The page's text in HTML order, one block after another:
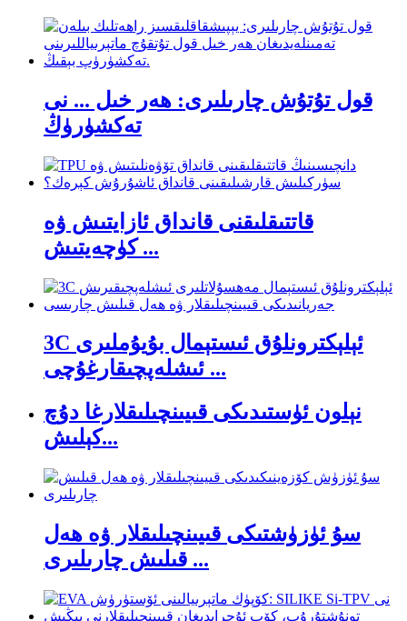
قول تۇتۇش چارىلىرى: ھەر خىل ... نى
تەكشۈرۈڭ
قاتتىقلىقنى قانداق ئازايتىش ۋە
كۈچەيتىش ...
3C ئېلېكترونلۇق ئىستېمال بۇيۇملىرى
ئىشلەپچىقارغۇچى ...
نېلون ئۈستىدىكى قىيىنچىلىقلارغا دۇچ
كېلىش...
سۇ ئۈزۈشتىكى قىيىنچىلىقلار ۋە ھەل
قىلىش چارىلىرى ...